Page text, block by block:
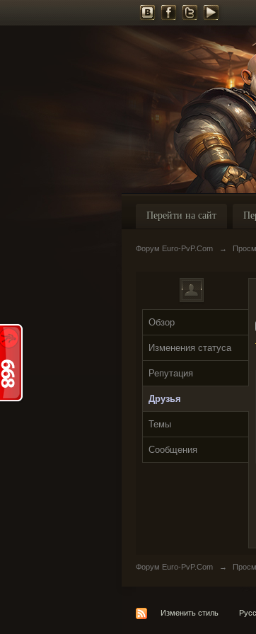
Перейти на сайт
Форум Euro-PvP.Com →
Обзор
Изменения статуса
Репутация
Друзья
Темы
Сообщения
Форум Euro-PvP.Com →
Изменить стиль